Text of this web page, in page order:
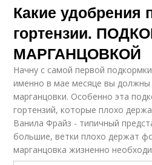
Какие удобрения
гортензии.
МАРГАНЦОВКОЙ
Начну с самой первой
именно в мае месяце вы должны
марганцовки. Особенно эта
гортензий, которые плохо
Ванила Фрайз - типичный
большие, ветки плохо держат
марганцовка жизненно